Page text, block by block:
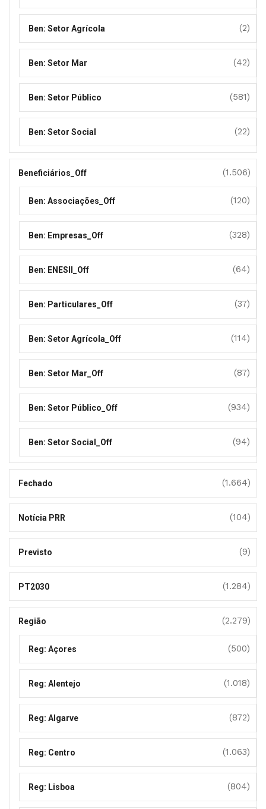
Ben: Setor Agrícola (2)
Ben: Setor Mar (42)
Ben: Setor Público (581)
Ben: Setor Social (22)
Beneficiários_Off (1.506)
Ben: Associações_Off (120)
Ben: Empresas_Off (328)
Ben: ENESII_Off (64)
Ben: Particulares_Off (37)
Ben: Setor Agrícola_Off (114)
Ben: Setor Mar_Off (87)
Ben: Setor Público_Off (934)
Ben: Setor Social_Off (94)
Fechado (1.664)
Notícia PRR (104)
Previsto (9)
PT2030 (1.284)
Região (2.279)
Reg: Açores (500)
Reg: Alentejo (1.018)
Reg: Algarve (872)
Reg: Centro (1.063)
Reg: Lisboa (804)